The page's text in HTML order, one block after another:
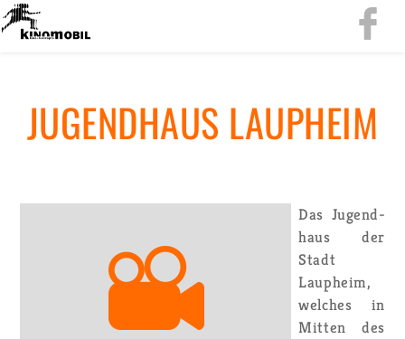
JU­GEND­HAUS LAUPHEIM
Das Ju­gend­
haus der
Stadt
Laupheim,
wel­ches in
Mit­ten des